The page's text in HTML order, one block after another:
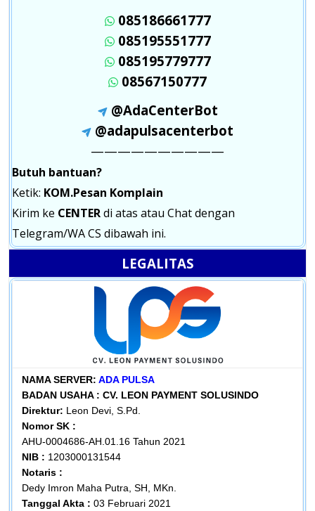
085186661777
085195551777
085195779777
08567150777
@AdaCenterBot
@adapulsacenterbot
——————————
Butuh bantuan?
Ketik: KOM.Pesan Komplain
Kirim ke CENTERdi atas atau Chat dengan
Telegram/WA CS dibawah ini.
LEGALITAS
NAMA SERVER: ADA PULSA
BADAN USAHA : CV. LEON PAYMENT SOLUSINDO
Direktur: Leon Devi, S.Pd.
Nomor SK :
AHU-0004686-AH.01.16 Tahun 2021
NIB : 1203000131544
Notaris :
Dedy Imron Maha Putra, SH, MKn.
Tanggal Akta : 03 Februari 2021